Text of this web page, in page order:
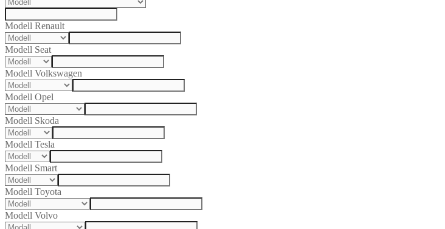
Modell Renault
Modell Seat
Modell Volkswagen
Modell Opel
Modell Skoda
Modell Tesla
Modell Smart
Modell Toyota
Modell Volvo